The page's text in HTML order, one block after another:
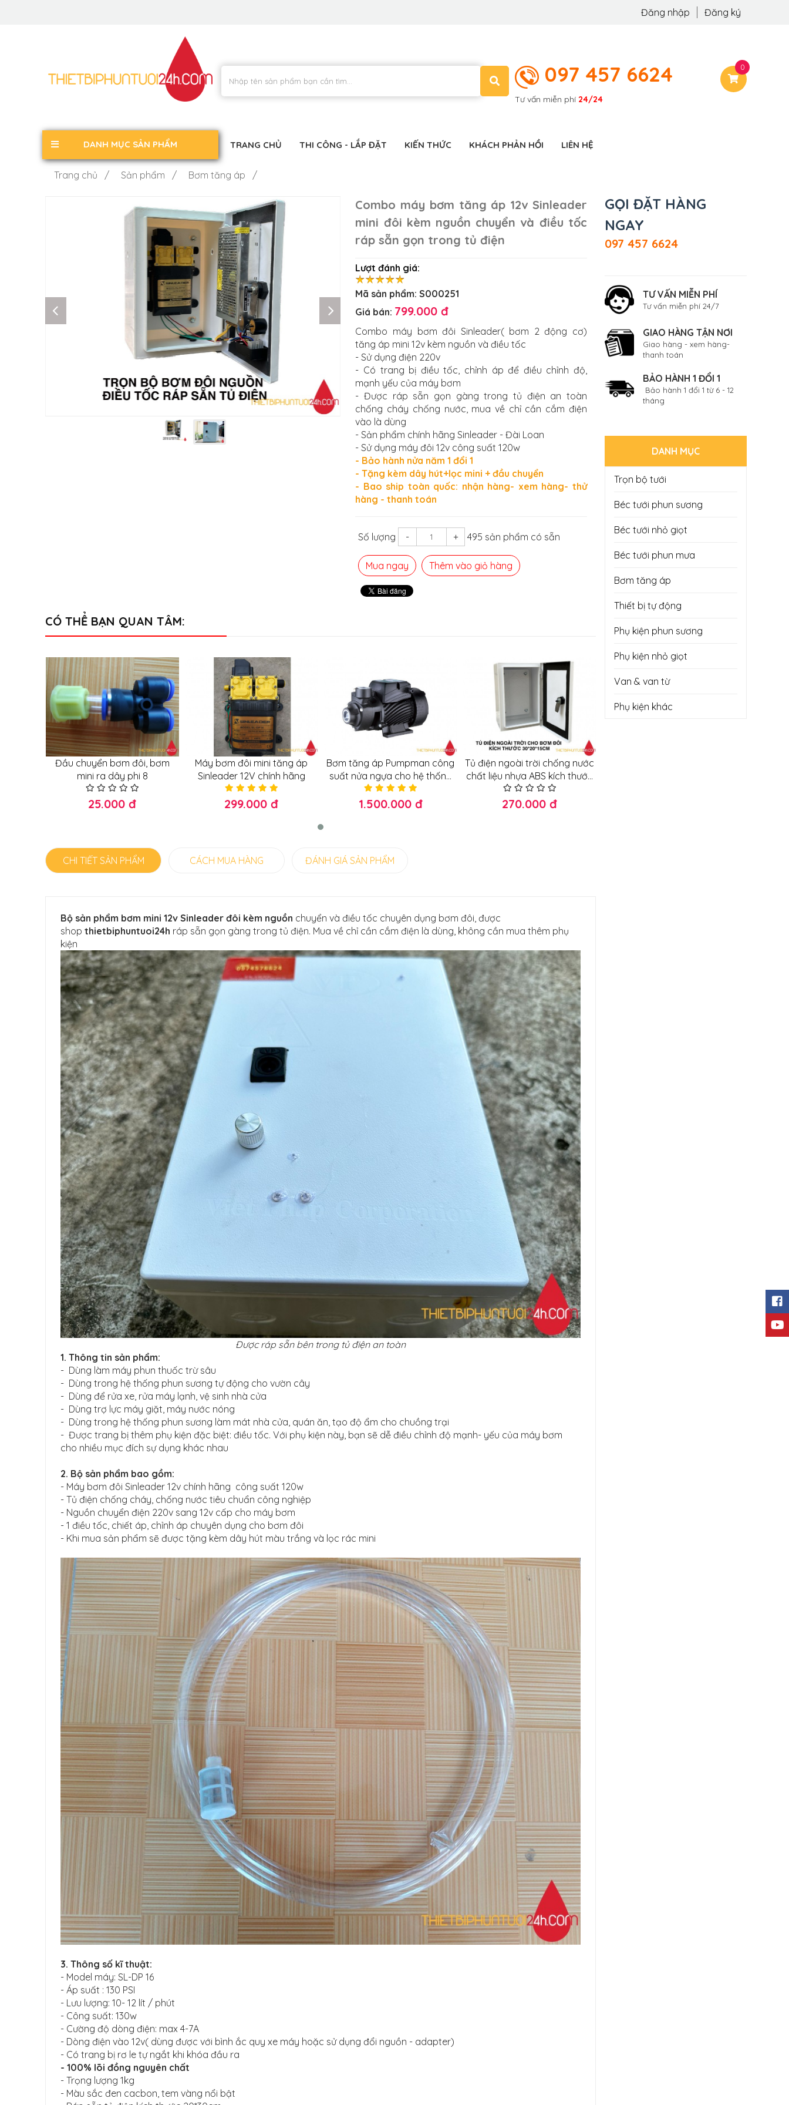
Đăng nhập Đăng ký
097 457 6624
Tư vấn miễn phí 24/24
0
TRANG CHỦ THI CÔNG - LẮP ĐẶT KIẾN THỨC KHÁCH PHẢN HỒI LIÊN HỆ
DANH MỤC SẢN PHẨM
Trang chủ / Sản phẩm / Bơm tăng áp /
Combo máy bơm tăng áp 12v Sinleader
mini đôi kèm nguồn chuyển và điều tốc
ráp sẵn gọn trong tủ điện
Lượt đánh giá:
Mã sản phẩm:S000251
Giá bán: 799.000 đ
Combo máy bơm đôi Sinleader( bơm 2 động cơ)
tăng áp mini 12v kèm nguồn và điều tốc
- Sử dụng điện 220v
- Có trang bị điều tốc, chỉnh áp để điều chỉnh độ,
mạnh yếu của máy bơm
- Được ráp sẵn gọn gàng trong tủ điện an toàn
chống cháy chống nước, mua về chỉ cần cắm điện
vào là dùng
- Sản phẩm chính hãng Sinleader - Đài Loan
- Sử dụng máy đôi 12v công suất 120w
- Bảo hành nửa năm 1 đổi 1
- Tặng kèm dây hút+lọc mini + đầu chuyển
- Bao ship toàn quốc: nhận hàng- xem hàng- thử
hàng - thanh toán
Số lượng - + 495 sản phẩm có sẵn
Mua ngay Thêm vào giỏ hàng
CÓ THỂ BẠN QUAN TÂM:
Đầu chuyển bơm đôi, bơm
mini ra dây phi 8
25.000 đ
Máy bơm đôi mini tăng áp
Sinleader 12V chính hãng
299.000 đ
Bơm tăng áp Pumpman công
suất nửa ngựa cho hệ thống
tưới, tăng áp lực nước
1.500.000 đ
Tủ điện ngoài trời chống nước
chất liệu nhựa ABS kích thước
30x20x15cm chuyên dụng lắp
bơm đôi mini 12v
270.000 đ
CHI TIẾT SẢN PHẨM CÁCH MUA HÀNG ĐÁNH GIÁ SẢN PHẨM
Bộ sản phẩm bơm mini 12v Sinleader đôi kèm nguồn chuyển và điều tốc chuyên dụng bơm đôi, được
shop thietbiphuntuoi24h ráp sẵn gọn gàng trong tủ điện. Mua về chỉ cần cắm điện là dùng, không cần mua thêm phụ
kiện
Được ráp sẵn bên trong tủ điện an toàn
1. Thông tin sản phẩm:
- Dùng làm máy phun thuốc trừ sâu
- Dùng trong hệ thống phun sương tự động cho vườn cây
- Dùng để rửa xe, rửa máy lạnh, vệ sinh nhà cửa
- Dùng trợ lực máy giặt, máy nước nóng
- Dùng trong hệ thống phun sương làm mát nhà cửa, quán ăn, tạo độ ẩm cho chuồng trại
- Được trang bị thêm phụ kiện đặc biệt: điều tốc. Với phụ kiện này, bạn sẽ dễ điều chỉnh độ mạnh- yếu của máy bơm
cho nhiều mục đích sự dụng khác nhau
2. Bộ sản phẩm bao gồm:
- Máy bơm đôi Sinleader 12v chính hãng công suất 120w
- Tủ điện chống cháy, chống nước tiêu chuẩn công nghiệp
- Nguồn chuyển điện 220v sang 12v cấp cho máy bơm
- 1 điều tốc, chiết áp, chỉnh áp chuyên dụng cho bơm đôi
- Khi mua sản phẩm sẽ được tặng kèm dây hút màu trắng và lọc rác mini
3. Thông số kĩ thuật:
- Model máy: SL-DP 16
- Áp suất : 130 PSI
- Lưu lượng: 10- 12 lít / phút
- Công suất: 130w
- Cường độ dòng điện: max 4-7A
- Dòng điện vào 12v( dùng được với bình ắc quy xe máy hoặc sử dụng đổi nguồn - adapter)
- Có trang bị rơ le tự ngắt khi khóa đầu ra
- 100% lõi đồng nguyên chất
- Trọng lượng 1kg
- Màu sắc đen cacbon, tem vàng nổi bật
GỌI ĐẶT HÀNG
NGAY
097 457 6624
TƯ VẤN MIỄN PHÍ
Tư vấn miễn phí 24/7
GIAO HÀNG TẬN NƠI
Giao hàng - xem hàng-
thanh toán
BẢO HÀNH 1 ĐỔI 1
Bảo hành 1 đổi 1 từ 6 - 12
tháng
DANH MỤC
Trọn bộ tưới
Béc tưới phun sương
Béc tưới nhỏ giọt
Béc tưới phun mưa
Bơm tăng áp
Thiết bị tự động
Phụ kiện phun sương
Phụ kiện nhỏ giọt
Van & van từ
Phụ kiện khác